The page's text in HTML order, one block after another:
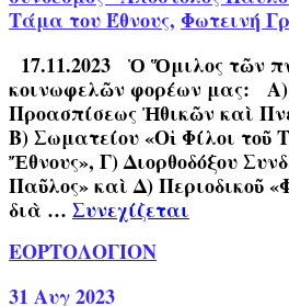
Τάμα του Έθνους, Φωτεινή
17.11.2023 Ὁ Ὅμιλος τῶν
κοινωφελῶν φορέων μας: Α)
Προασπίσεως Ἠθικῶν καὶ
Β) Σωματείου «Oἱ Φίλοι τοῦ
Ἔθνους», Γ) Διορθοδόξου
Παῦλος» καὶ Δ) Περιοδικοῦ
διὰ … Συνεχίζεται
ΕΟΡΤΟΛΟΓΙΟΝ
31 Αυγ 2023